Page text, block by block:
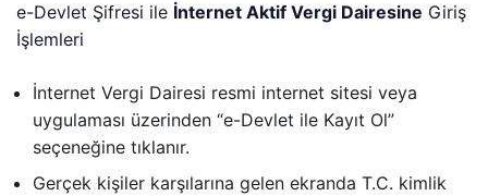
e-Devlet Şifresi ile İnternet Aktif Vergi Dairesine Giriş
İşlemleri
İnternet Vergi Dairesi resmi internet sitesi veya
uygulaması üzerinden “e-Devlet ile Kayıt Ol”
seçeneğine tıklanır.
Gerçek kişiler karşılarına gelen ekranda T.C. kimlik